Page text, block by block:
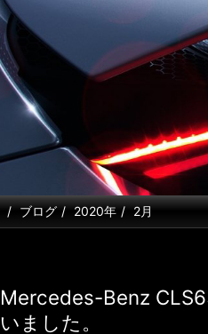
ブログ 2020年 2月
Mercedes-Benz
いました。